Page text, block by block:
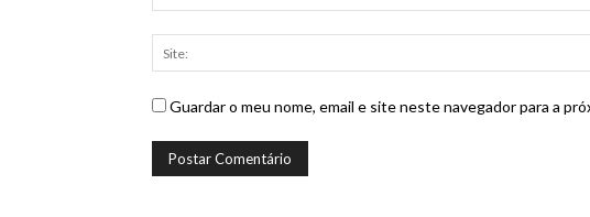
Guardar o meu nome, email e site neste navegador para a